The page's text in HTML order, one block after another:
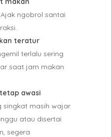
ngobrol santai
teratur
terlalu sering
saat jam makan
awasi
singkat masih wajar.
atau disertai
segera